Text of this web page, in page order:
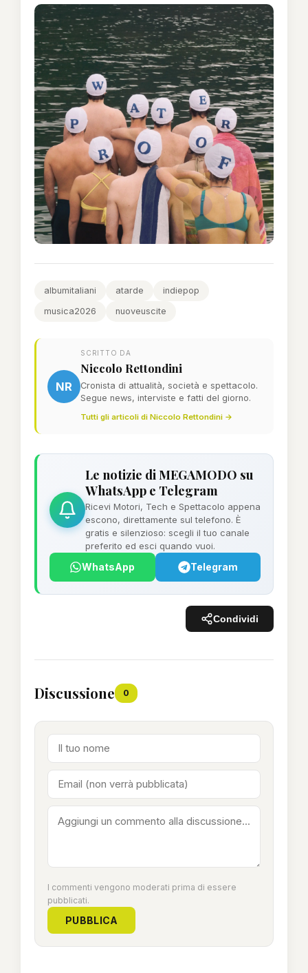
albumitaliani atarde
indiepop
musica2026
nuoveuscite
NR
SCRITTO DA
Niccolo Rettondini
Cronista di attualità, società e spettacolo.
Segue news, interviste e fatti del giorno.
Tutti gli articoli di Niccolo Rettondini →
Le notizie di MEGAMODO su
WhatsApp e Telegram
Ricevi Motori, Tech e Spettacolo appena
escono, direttamente sul telefono. È
gratis e silenzioso: scegli il tuo canale
preferito ed esci quando vuoi.
WhatsApp Telegram
Condividi
Discussione 0
I commenti vengono moderati prima di essere
pubblicati.
PUBBLICA